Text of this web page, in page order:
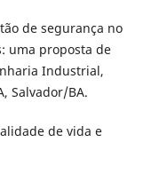
de segurança no
uma proposta de
Industrial,
Salvador/BA.
de vida e